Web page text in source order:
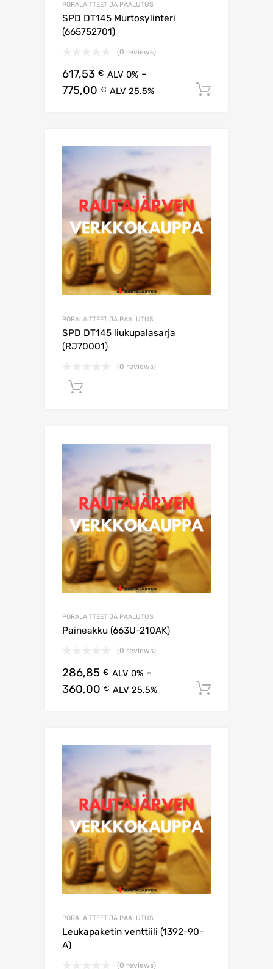
PORALAITTEET JA PAALUTUS
SPD DT145 Murtosylinteri
(665752701)
(0 reviews)
617,53 € ALV 0% -
775,00 € ALV 25.5%
PORALAITTEET JA PAALUTUS
SPD DT145 liukupalasarja
(RJ70001)
(0 reviews)
PORALAITTEET JA PAALUTUS
Paineakku (663U-210AK)
(0 reviews)
286,85 € ALV 0% -
360,00 € ALV 25.5%
PORALAITTEET JA PAALUTUS
Leukapaketin venttiili (1392-90-
A)
(0 reviews)